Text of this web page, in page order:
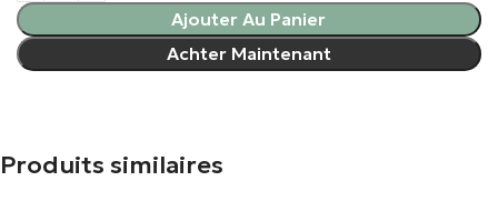
Ajouter Au Panier
Achter Maintenant
Produits similaires